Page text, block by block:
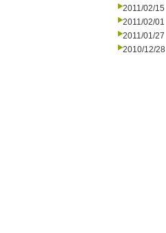
2011/02/15
2011/02/01
2011/01/27
2010/12/28